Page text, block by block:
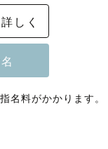
しく
名料がかかります。